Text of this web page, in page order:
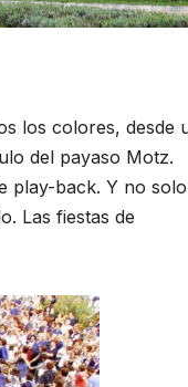
los colores, desde
del payaso Motz.
play-back. Y no solo
Las fiestas de